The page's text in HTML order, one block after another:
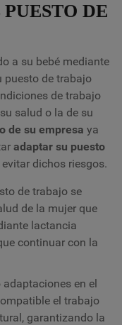
DE
a su bebé mediante
puesto de trabajo
de trabajo
salud o la de su
de su empresa ya
adaptar su puesto
dichos riesgos.
de trabajo se
de la mujer que
lactancia
continuar con la
en el
el trabajo
garantizando la